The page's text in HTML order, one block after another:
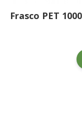
Frasco PET